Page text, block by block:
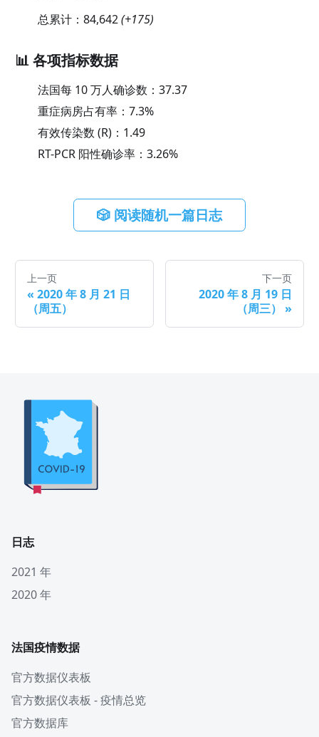
总累计： 84,642(+175)
📊 各项指标数据
法国每 10 万人确诊数： 37.37
重症病房占有率： 7.3%
有效传染数 (R)： 1.49
RT-PCR 阳性确诊率： 3.26%
🎲 阅读随机一篇日志
上一页
« 2020 年 8 月 21 日
（周五）
下一页
2020 年 8 月 19 日
（周三）
»
日志
2021 年
2020 年
法国疫情数据
官方数据仪表板
官方数据仪表板 - 疫情总览
官方数据库